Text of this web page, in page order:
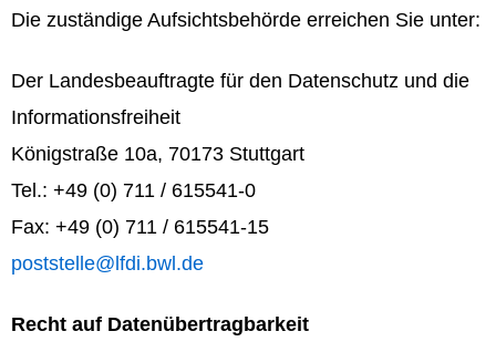
Die zuständige Aufsichtsbehörde erreichen Sie unter:
Der Landesbeauftragte für den Datenschutz und die
Informationsfreiheit
Königstraße 10a, 70173 Stuttgart
Tel.: +49 (0) 711 / 615541-0
Fax: +49 (0) 711 / 615541-15
poststelle@lfdi.bwl.de
Recht auf Datenübertragbarkeit